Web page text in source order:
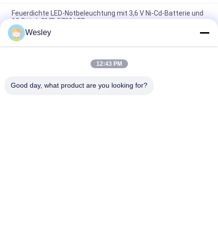
Feuerdichte LED-Notbeleuchtung mit 3,6 V Ni-Cd-Batterie und
10 Stück SMD 5730 LED
Brandschutz ABS LED Notlicht mit 10 SMD 5730 LED und 3.6V
1.8Ah Ni-Cd-Batterie
Notfall-LED-Lampe mit Ni-Cd-Batterie und feuerfesten ABS
Wesley
12:43 PM
Good day, what product are you looking for?